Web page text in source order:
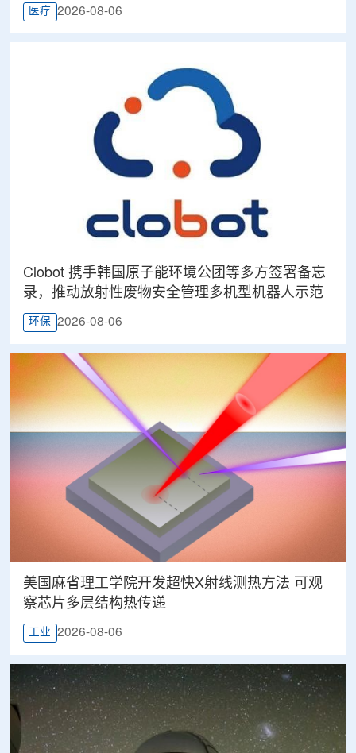
医疗 2026-08-06
Clobot 携手韩国原子能环境公团等多方签署备忘
录，推动放射性废物安全管理多机型机器人示范
环保 2026-08-06
美国麻省理工学院开发超快X射线测热方法 可观
察芯片多层结构热传递
工业 2026-08-06